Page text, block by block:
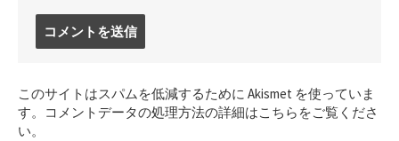
す
る
このサイトはスパムを低減するために Akismet を使っていま
す。
コメントデータの処理方法の詳細はこちらをご覧くださ
い。